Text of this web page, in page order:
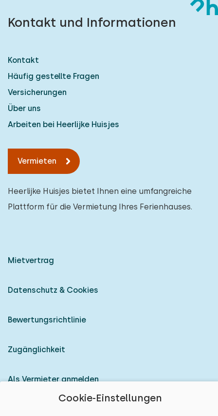
Cookie-Einstellungen
Kontakt und Informationen
Kontakt
Häufig gestellte Fragen
Versicherungen
Über uns
Arbeiten bei Heerlijke Huisjes
Vermieten
Heerlijke Huisjes bietet Ihnen eine umfangreiche
Plattform für die Vermietung Ihres Ferienhauses.
Mietvertrag
Datenschutz & Cookies
Bewertungsrichtlinie
Zugänglichkeit
Als Vermieter anmelden